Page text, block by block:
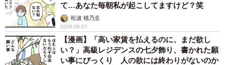
て…あなた毎朝私が起こしてますけど？笑
松波 穂乃圭
2026.08.07
【漫画】「高い家賃を払えるのに、まだ欲し
い？」高級レジデンスの七夕飾り、書かれた願
い事にびっくり 人の欲には終わりがないのか